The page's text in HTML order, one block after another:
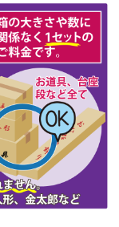
金)
(月)
月)
月)
)
金)